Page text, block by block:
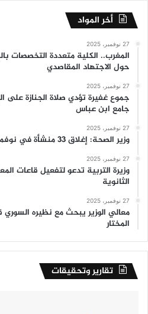
أخر المواد
27 نوفمبر، 2025
المغرب.. الكلية متعددة التخصصات
حول الاجتهاد المقاصدي
27 نوفمبر، 2025
جموع غفيرة تؤدي صلاة الجنازة على
جامع ابن عباس
27 نوفمبر، 2025
وزير الصحة: إغلاق 33 منشأة في نوفمبر بعد عمليات تفتيش
27 نوفمبر، 2025
وزيرة التربية تدعو لتفعيل قاعات
الثانوية
27 نوفمبر، 2025
معالي الوزير يبحث مع نظيره
المختار
تقارير وتحقيقات